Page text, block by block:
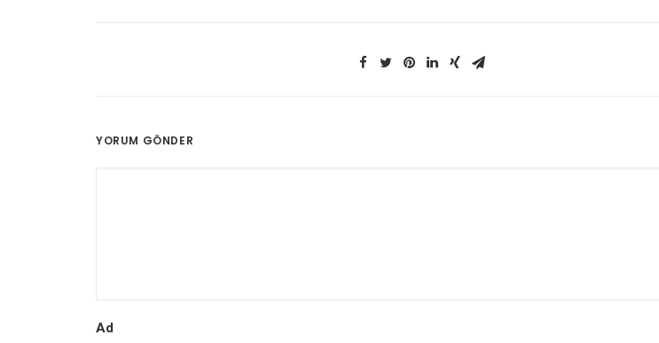
YORUM GÖNDER
Ad